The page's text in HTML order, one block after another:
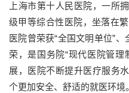
上海市第十人民医院，一所
级甲等综合性医院，坐落在
医院曾荣获“全国文明单位”
荣，是国务院“现代医院管理
展，医院不断提升医疗服务
个更加安全、舒适的就医环境。